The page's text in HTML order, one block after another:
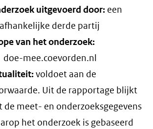
uitgevoerd door: een
derde partij
van het onderzoek:
doe-mee.coevorden.nl
voldoet aan de
. Uit de rapportage blijkt
de meet- en onderzoeksgegevens
het onderzoek is gebaseerd